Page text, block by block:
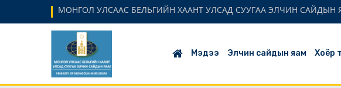
МОНГОЛ УЛСААС БЕЛЬГИЙН ХААНТ УЛСАД СУУГАА ЭЛЧИН САЙДЫН ЯАМ
Мэдээ Элчин сайдын яам Хоёр